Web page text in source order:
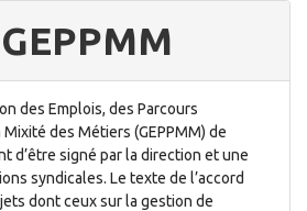
des Emplois, des Parcours
des Métiers (GEPPMM) de
d’être signé par la direction et une
syndicales. Le texte de l’accord
dont ceux sur la gestion de